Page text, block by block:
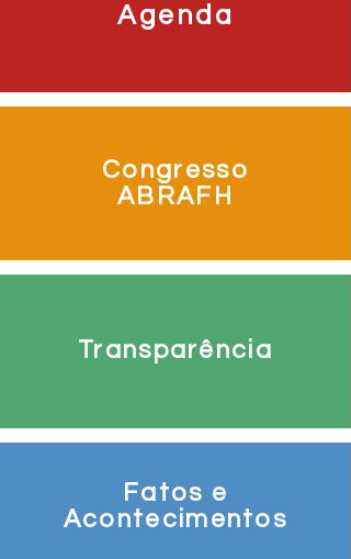
Agenda
Congresso
ABRAFH
Transparência
Fatos e
Acontecimentos